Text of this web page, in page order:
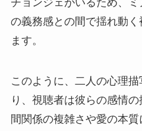
の義務感との間で揺れ動
ます。
このように、二人の心理
り、視聴者は彼らの感情
間関係の複雑さや愛の本